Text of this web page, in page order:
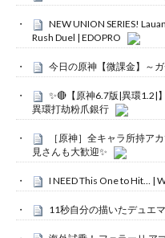
NEW UNION SERIES!
Rush Duel | EDOPRO
今日の原神【微課金】～
✨🔴【原神6.7版|異環1.2|
異環打劫粉爪銀行
［原神］全キャラ所持ア
見さんも大歓迎✨
I NEED This One to Hit… |
11秒自分の描いたデュエ